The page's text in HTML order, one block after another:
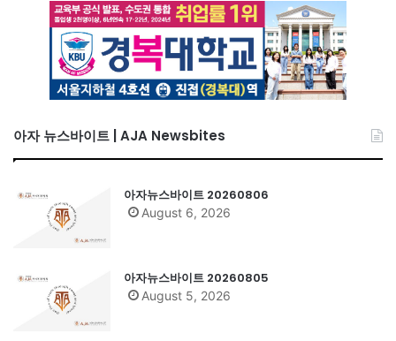
아자 뉴스바이트 | AJA Newsbites
아자뉴스바이트 20260806
August 6, 2026
아자뉴스바이트 20260805
August 5, 2026